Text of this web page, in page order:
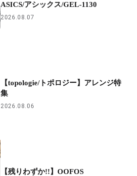
ASICS/アシックス/GEL-1130
2026.08.07
【topologie/トポロジー】アレンジ特
集
2026.08.06
【残りわずか!!】OOFOS